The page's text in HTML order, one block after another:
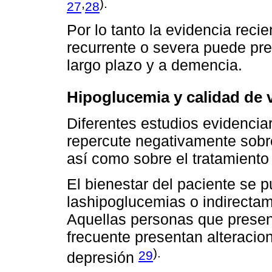
27,28).
Por lo tanto la evidencia
recurrente o severa puede
largo plazo y a demencia.
Hipoglucemia y calidad de
Diferentes estudios
repercute negativamente
así como sobre el
El bienestar del paciente se
lashipoglucemias o
Aquellas personas que
frecuente presentan
depresión 29).